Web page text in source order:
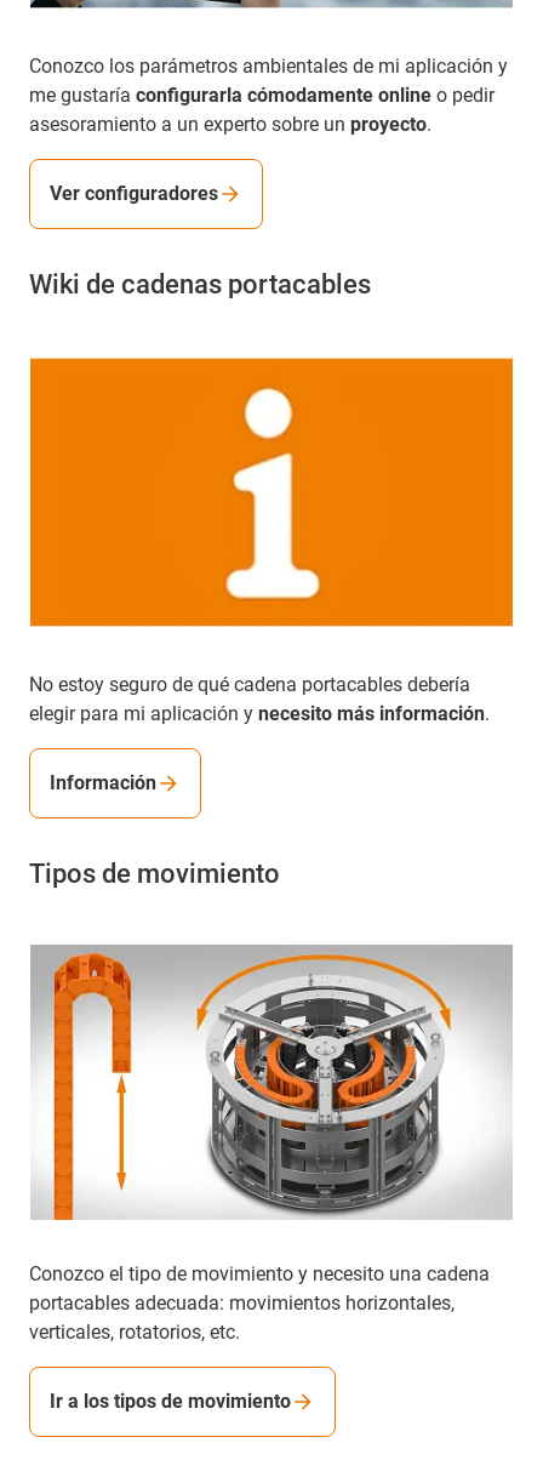
Conozco los parámetros ambientales de mi aplicación y
me gustaría configurarla cómodamente online o pedir
asesoramiento a un experto sobre un proyecto.
Ver configuradores
Wiki de cadenas portacables
No estoy seguro de qué cadena portacables debería
elegir para mi aplicación y necesito más información.
Información
Tipos de movimiento
Conozco el tipo de movimiento y necesito una cadena
portacables adecuada: movimientos horizontales,
verticales, rotatorios, etc.
Ir a los tipos de movimiento